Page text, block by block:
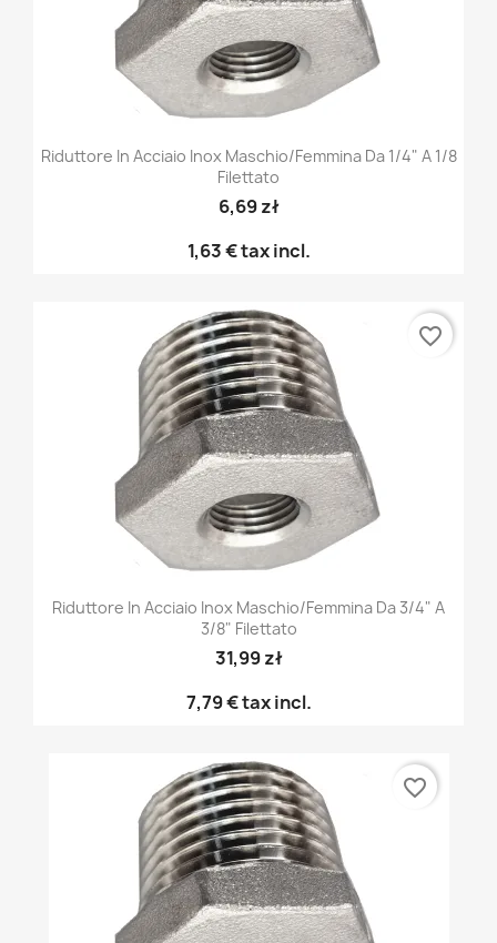
Riduttore In Acciaio Inox Maschio/femmina Da 1/4" A 1/8
Filettato
6,69 zł
1,63 €tax incl.
Riduttore In Acciaio Inox Maschio/femmina Da 3/4" A
3/8" Filettato
31,99 zł
7,79 €tax incl.
favorite_border
favorite_border